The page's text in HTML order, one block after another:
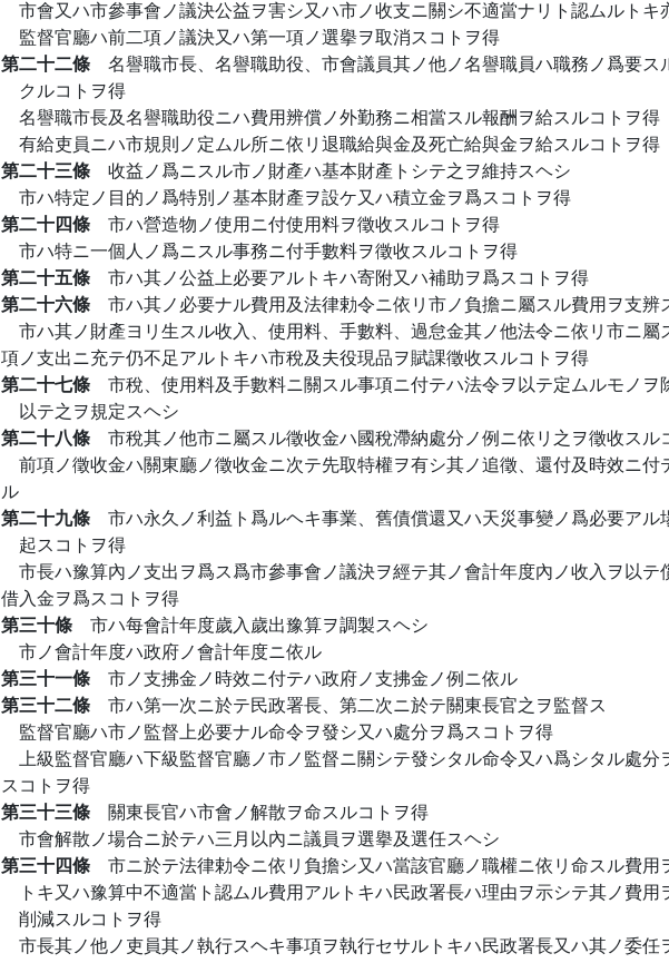
市會又ハ市參事會ノ議決公益ヲ害シ又ハ市ノ收支ニ關シ不適當ナリト認ムルトキ
監督官廳ハ前二項ノ議決又ハ第一項ノ選擧ヲ取消スコトヲ得
第二十二條 名譽職市長、名譽職助役、市會議員其ノ他ノ名譽職員ハ職務ノ爲要ス
クルコトヲ得
名譽職市長及名譽職助役ニハ費用辨償ノ外勤務ニ相當スル報酬ヲ給スルコトヲ得
有給吏員ニハ市規則ノ定ムル所ニ依リ退職給與金及死亡給與金ヲ給スルコトヲ得
第二十三條 收益ノ爲ニスル市ノ財產ハ基本財產トシテ之ヲ維持スヘシ
市ハ特定ノ目的ノ爲特別ノ基本財產ヲ設ケ又ハ積立金ヲ爲スコトヲ得
第二十四條 市ハ營造物ノ使用ニ付使用料ヲ徵收スルコトヲ得
市ハ特ニ一個人ノ爲ニスル事務ニ付手數料ヲ徵收スルコトヲ得
第二十五條 市ハ其ノ公益上必要アルトキハ寄附又ハ補助ヲ爲スコトヲ得
第二十六條 市ハ其ノ必要ナル費用及法律勅令ニ依リ市ノ負擔ニ屬スル費用ヲ支辨
市ハ其ノ財產ヨリ生スル收入、使用料、手數料、過怠金其ノ他法令ニ依リ市ニ屬
項ノ支出ニ充テ仍不足アルトキハ市稅及夫役現品ヲ賦課徵收スルコトヲ得
第二十七條 市稅、使用料及手數料ニ關スル事項ニ付テハ法令ヲ以テ定ムルモノヲ
以テ之ヲ規定スヘシ
第二十八條 市稅其ノ他市ニ屬スル徵收金ハ國稅滯納處分ノ例ニ依リ之ヲ徵收スル
前項ノ徵收金ハ關東廳ノ徵收金ニ次テ先取特權ヲ有シ其ノ追徵、還付及時效ニ付
ル
第二十九條 市ハ永久ノ利益ト爲ルヘキ事業、舊債償還又ハ天災事變ノ爲必要アル
起スコトヲ得
市長ハ豫算內ノ支出ヲ爲ス爲市參事會ノ議決ヲ經テ其ノ會計年度內ノ收入ヲ以テ
借入金ヲ爲スコトヲ得
第三十條 市ハ每會計年度歲入歲出豫算ヲ調製スヘシ
市ノ會計年度ハ政府ノ會計年度ニ依ル
第三十一條 市ノ支拂金ノ時效ニ付テハ政府ノ支拂金ノ例ニ依ル
第三十二條 市ハ第一次ニ於テ民政署長、第二次ニ於テ關東長官之ヲ監督ス
監督官廳ハ市ノ監督上必要ナル命令ヲ發シ又ハ處分ヲ爲スコトヲ得
上級監督官廳ハ下級監督官廳ノ市ノ監督ニ關シテ發シタル命令又ハ爲シタル處分
スコトヲ得
第三十三條 關東長官ハ市會ノ解散ヲ命スルコトヲ得
市會解散ノ場合ニ於テハ三月以內ニ議員ヲ選擧及選任スヘシ
第三十四條 市ニ於テ法律勅令ニ依リ負擔シ又ハ當該官廳ノ職權ニ依リ命スル費用
トキ又ハ豫算中不適當ト認ムル費用アルトキハ民政署長ハ理由ヲ示シテ其ノ費用
削減スルコトヲ得
市長其ノ他ノ吏員其ノ執行スヘキ事項ヲ執行セサルトキハ民政署長又ハ其ノ委任